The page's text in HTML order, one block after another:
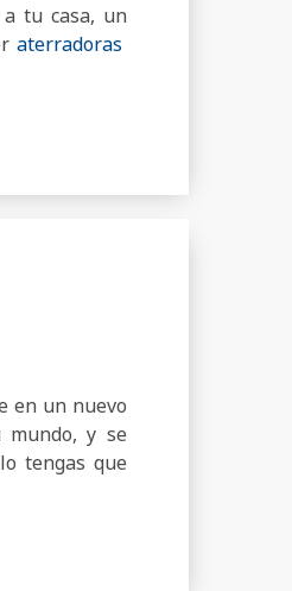
tu casa, un
aterradoras
en un nuevo
mundo, y se
tengas que